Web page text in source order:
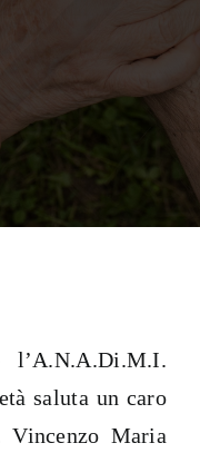
saluta un caro
Maria